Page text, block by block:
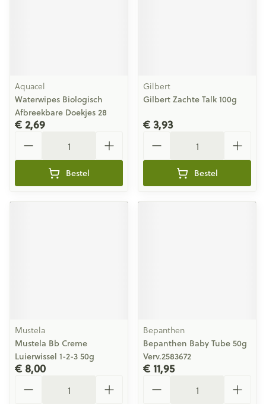
Aquacel
Waterwipes Biologisch
Afbreekbare Doekjes 28
€ 2,69
Bestel
Gilbert
Gilbert Zachte Talk 100g
€ 3,93
Bestel
Mustela
Mustela Bb Creme
Luierwissel 1-2-3 50g
€ 8,00
Bepanthen
Bepanthen Baby Tube 50g
Verv.2583672
€ 11,95